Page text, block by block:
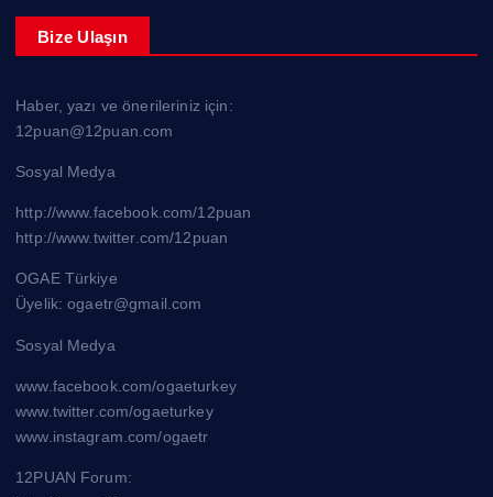
Bize Ulaşın
Haber, yazı ve önerileriniz için:
12puan@12puan.com
Sosyal Medya
http://www.facebook.com/12puan
http://www.twitter.com/12puan
OGAE Türkiye
Üyelik: ogaetr@gmail.com
Sosyal Medya
www.facebook.com/ogaeturkey
www.twitter.com/ogaeturkey
www.instagram.com/ogaetr
12PUAN Forum: